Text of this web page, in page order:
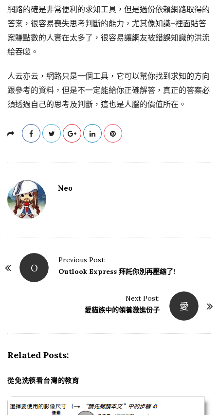
網路的確是非常便利的求知工具，但是過份依賴網路取得的
答案，很容易喪失思考判斷的能力，尤其像知識+裡面貼答
案賺點數的人實在太多了，很容易讓網友被錯誤知識的洪流
給吞噬。
人云亦云，網路只是一個工具，它可以幫你找到求知的方向
跟參考的資料，但是不一定能給你正確解答，真正的答案必
須透過自己的思考及判斷，這也是人腦的價值所在。
Neo
P
O
Previous Post:
Outlook Express 拜託你別再壓縮了!
愛
Next Post:
愛貓族中的領養激進份子
Related Posts:
從免洗筷看台灣的教育